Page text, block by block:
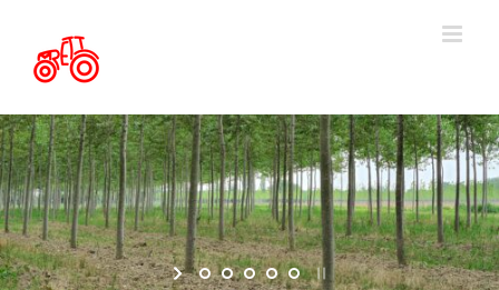
contenuto